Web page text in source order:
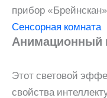
прибор «Брейнскан»
Сенсорная комната
Анимационный
Этот световой
свойства